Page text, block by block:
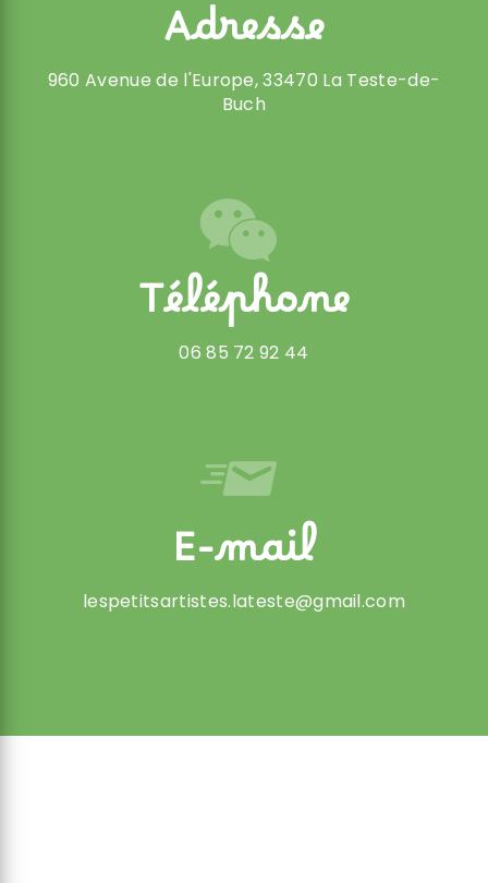
Adresse
960 Avenue de l'Europe, 33470 La Teste-de-
Buch
Téléphone
06 85 72 92 44
E-mail
lespetitsartistes.lateste@gmail.com